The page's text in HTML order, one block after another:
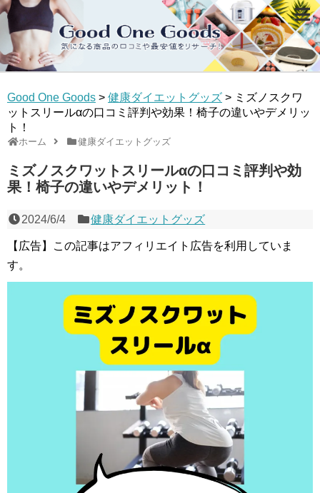
Good One Goods > 健康ダイエットグッズ > ミズノスクワ
ットスリールαの口コミ評判や効果！椅子の違いやデメリッ
ト！
ホーム 健康ダイエットグッズ
ミズノスクワットスリールαの口コミ評判や効
果！椅子の違いやデメリット！
2024/6/4 健康ダイエットグッズ
【広告】この記事はアフィリエイト広告を利用していま
す。